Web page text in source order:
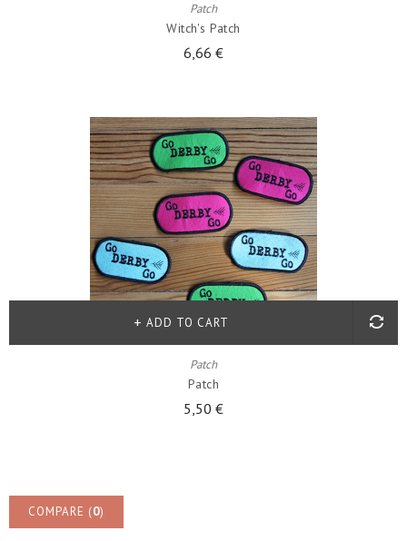
Patch
Witch's Patch
6,66 €
Patch
Patch
5,50 €
ADD TO CART
COMPARE (0)